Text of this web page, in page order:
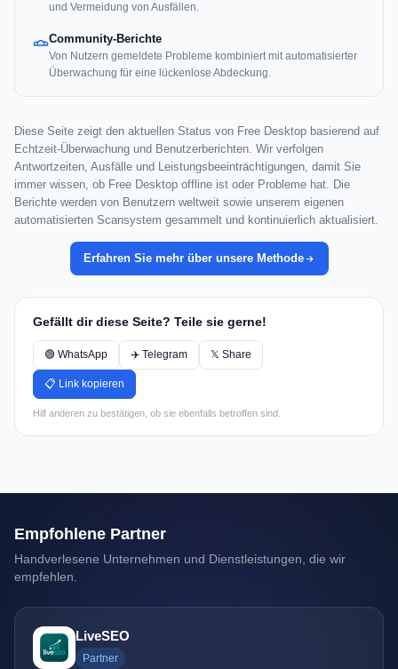
und Vermeidung von Ausfällen.
Community-Berichte
Von Nutzern gemeldete Probleme kombiniert mit automatisierter
Überwachung für eine lückenlose Abdeckung.
Diese Seite zeigt den aktuellen Status von Free Desktop basierend auf
Echtzeit-Überwachung und Benutzerberichten. Wir verfolgen
Antwortzeiten, Ausfälle und Leistungsbeeinträchtigungen, damit Sie
immer wissen, ob Free Desktop offline ist oder Probleme hat. Die
Berichte werden von Benutzern weltweit sowie unserem eigenen
automatisierten Scansystem gesammelt und kontinuierlich aktualisiert.
Erfahren Sie mehr über unsere Methode
Gefällt dir diese Seite? Teile sie gerne!
🟢 WhatsApp ✈️ Telegram 𝕏 Share
📋 Link kopieren
Hilf anderen zu bestätigen, ob sie ebenfalls betroffen sind.
Empfohlene Partner
Handverlesene Unternehmen und Dienstleistungen, die wir
empfehlen.
LiveSEO
Partner